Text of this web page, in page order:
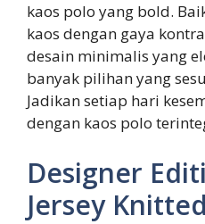
kaos polo yang bold.
kaos dengan gaya
desain minimalis yang
banyak pilihan yang
Jadikan setiap hari
dengan kaos polo
Designer
Jersey